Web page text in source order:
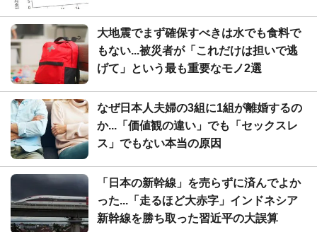
大地震でまず確保すべきは水でも食料で
もない...被災者が「これだけは担いで逃
げて」という最も重要なモノ2選
なぜ日本人夫婦の3組に1組が離婚するの
か...「価値観の違い」でも「セックスレ
ス」でもない本当の原因
「日本の新幹線」を売らずに済んでよか
った...「走るほど大赤字」インドネシア
新幹線を勝ち取った習近平の大誤算